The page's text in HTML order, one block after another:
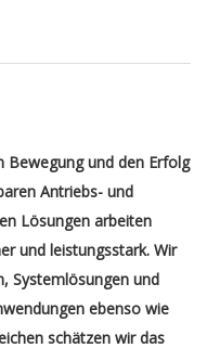
Bewegung und den Erfolg
Antriebs- und
Lösungen arbeiten
und leistungsstark. Wir
Systemlösungen und
ebenso wie
schätzen wir das